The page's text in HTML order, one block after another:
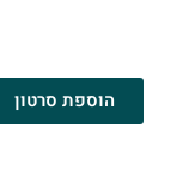
הוספת סרטון